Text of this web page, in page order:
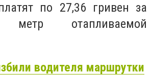
по 27,36 гривен за
метр отапливаемой
водителя маршрутки